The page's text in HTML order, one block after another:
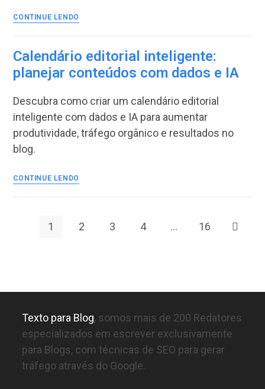
CONTINUE LENDO
fim
conteúdo
raso:
Como
autoridade
em
Calendário editorial inteligente:
planejar conteúdos com dados e IA
Descubra como criar um calendário editorial
inteligente com dados e IA para aumentar
produtividade, tráfego orgânico e resultados no
blog.
CONTINUE LENDO
editorial
conteúdos
1 2 3 4 … 16
Texto para Blog, somos mais de 200 Redatores
especializados em escrever exclusivamente
para Blogs, com técnicas de SEO para gerar
tráfego através do Google.